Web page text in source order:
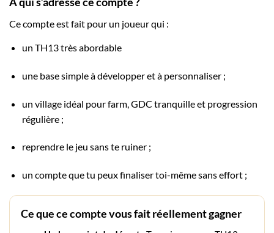
Ce compte est fait pour un joueur qui :
un TH13 très abordable
une base simple à développer et à personnaliser ;
un village idéal pour farm, GDC tranquille et progression
régulière ;
reprendre le jeu sans te ruiner ;
un compte que tu peux finaliser toi-même sans effort ;
Ce que ce compte vous fait réellement gagner